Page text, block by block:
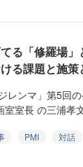
る「修羅場
る課題と施策
レンマ」第5回
室室長 の三浦孝
PMI 対話